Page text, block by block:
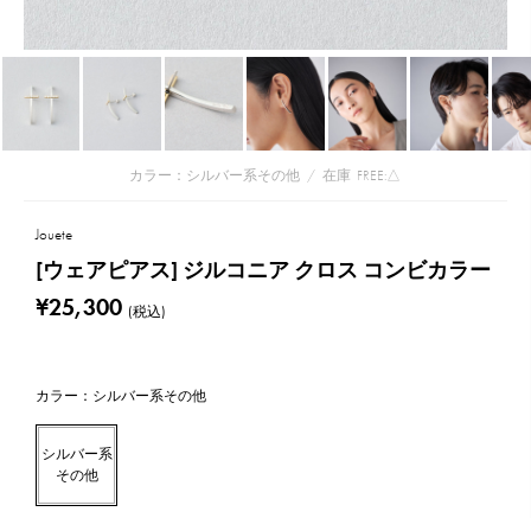
カラー：シルバー系その他 / 在庫 FREE:△
Jouete
[ウェアピアス] ジルコニア クロス コンビカラー
¥25,300 (税込)
カラー：シルバー系その他
シルバー系
その他